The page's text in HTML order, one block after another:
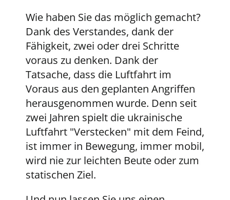
Wie haben Sie das möglich gemacht?
Dank des Verstandes, dank der
Fähigkeit, zwei oder drei Schritte
voraus zu denken. Dank der
Tatsache, dass die Luftfahrt im
Voraus aus den geplanten Angriffen
herausgenommen wurde. Denn seit
zwei Jahren spielt die ukrainische
Luftfahrt "Verstecken" mit dem Feind,
ist immer in Bewegung, immer mobil,
wird nie zur leichten Beute oder zum
statischen Ziel.